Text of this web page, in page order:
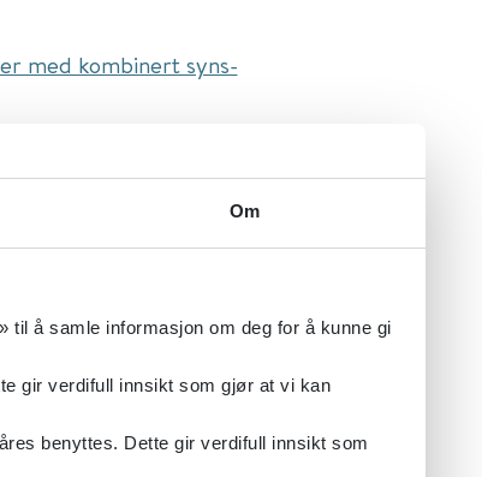
Om
til å samle informasjon om deg for å kunne gi
gir verdifull innsikt som gjør at vi kan
benyttes. Dette gir verdifull innsikt som
med kombinert syns-
av miljø, informasjon
lokale